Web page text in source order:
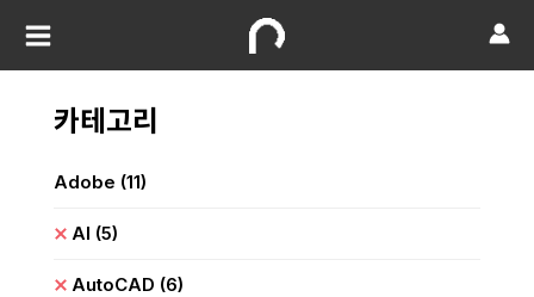
카테고리
Adobe (11)
AI (5)
AutoCAD (6)